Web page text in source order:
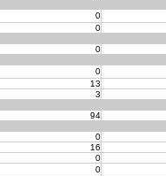
0
0
0
0
13
3
94
0
16
0
0